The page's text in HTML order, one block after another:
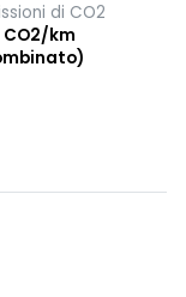
di CO2
CO2/km